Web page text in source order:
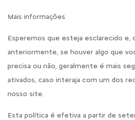
Mais informações
Esperemos que esteja esclarecido e,
anteriormente, se houver algo que
precisa ou não, geralmente é mais
ativados, caso interaja com um dos
nosso site.
Esta política é efetiva a partir de